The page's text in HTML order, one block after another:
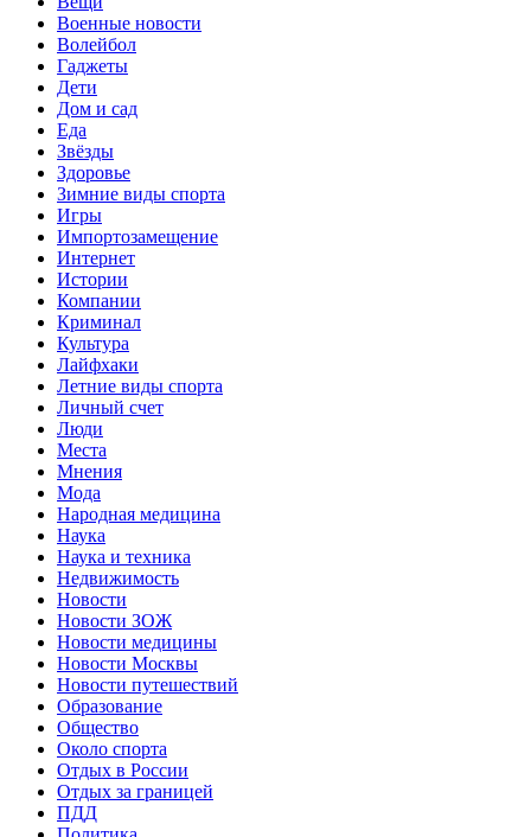
Военные новости
Волейбол
Гаджеты
Дети
Дом и сад
Еда
Звёзды
Здоровье
Зимние виды спорта
Игры
Импортозамещение
Интернет
Истории
Компании
Криминал
Культура
Лайфхаки
Летние виды спорта
Личный счет
Люди
Места
Мнения
Мода
Народная медицина
Наука
Наука и техника
Недвижимость
Новости
Новости ЗОЖ
Новости медицины
Новости Москвы
Новости путешествий
Образование
Общество
Около спорта
Отдых в России
Отдых за границей
ПДД